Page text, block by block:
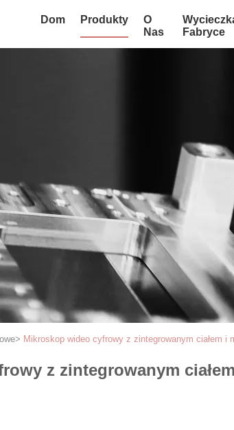
Dom Produkty
O
Nas
Fabryce
> Mikroskop wideo cyfrowy z zintegrowanym ciałem i
z zintegrowanym